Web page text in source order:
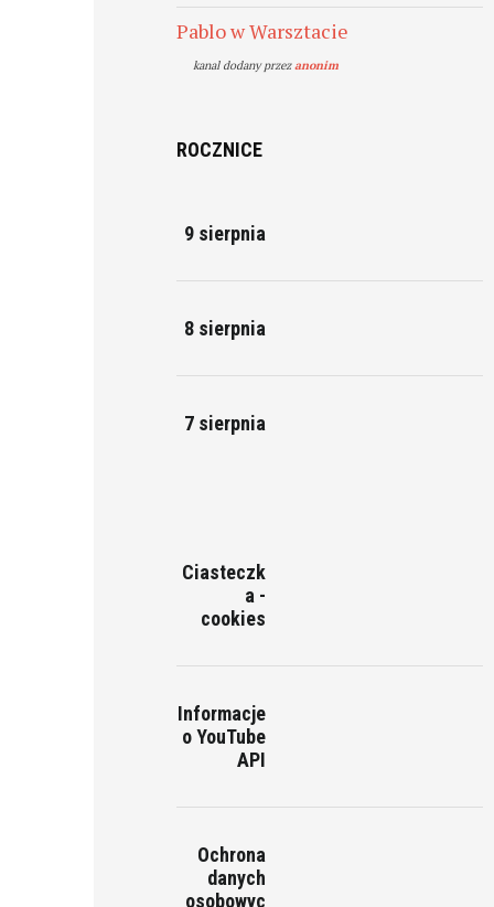
Pablo w Warsztacie
kanal dodany przezanonim
ROCZNICE
9 sierpnia
8 sierpnia
7 sierpnia
Ciasteczk
a -
cookies
Informacje
o YouTube
API
Ochrona
danych
osobowyc